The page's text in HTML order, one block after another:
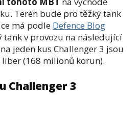
Terén bude pro těžký tank
má podle Defence Blog
tank v provozu na následující
jeden kus Challenger 3 jsou
(168 milionů korun).
Challenger 3